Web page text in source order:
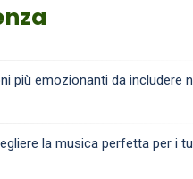
più emozionanti da includere
la musica perfetta per i